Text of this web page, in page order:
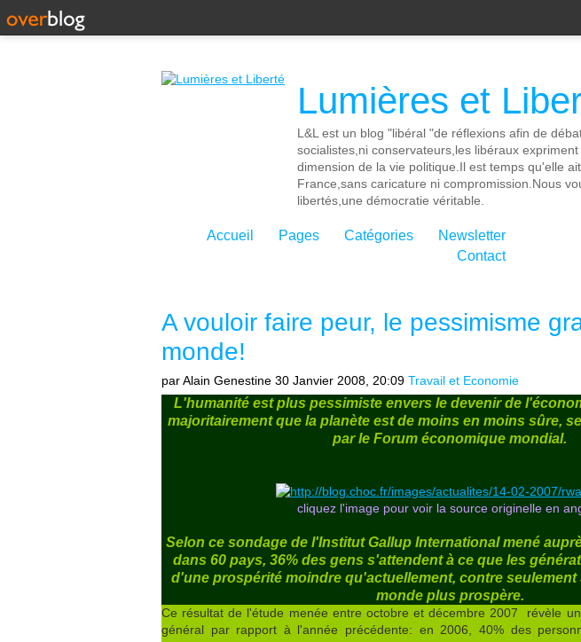
Lumières et
L&L est un blog "libéral "de réflexions afin de
socialistes,ni conservateurs,les libéraux
dimension de la vie politique.Il est temps qu'elle
France,sans caricature ni compromission.Nous
libertés,une démocratie véritable.
Accueil Pages Catégories
Newsletter
Contact
A vouloir faire peur, le pessimisme
monde!
par Alain Genestine 30 Janvier 2008, 20:09 Travail et Economie
L'humanité est plus pessimiste envers le devenir de
majoritairement que la planète est de moins en moins sûre,
par le Forum économique mondial.
cliquez l'image pour voir la source originelle en
Selon ce sondage de l'Institut Gallup International mené
dans 60 pays, 36% des gens s'attendent à ce que les
d'une prospérité moindre qu'actuellement, contre seulement
monde plus prospère.
Ce résultat de l'étude menée entre octobre et décembre 2007 révèle
général par rapport à l'année précédente: en 2006, 40% des